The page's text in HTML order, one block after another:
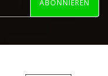
ABONNIEREN